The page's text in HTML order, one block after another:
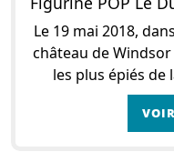
Le 19 mai 2018,
château de
les plus épiés de
américaine